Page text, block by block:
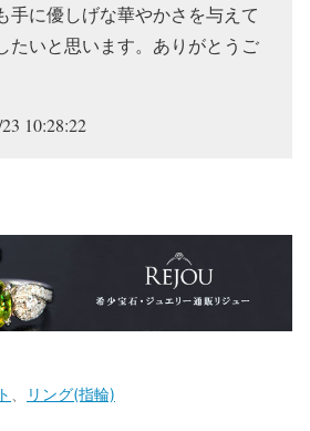
手に優しげな華やかさを与えて
たいと思います。ありがとうご
10:28:22
リング(指輪)